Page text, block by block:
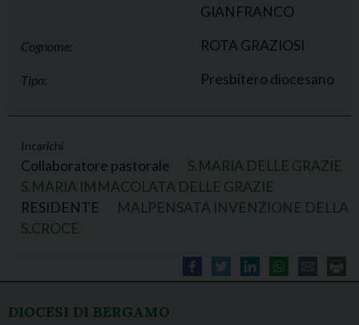
GIANFRANCO
Cognome: ROTA GRAZIOSI
Tipo: Presbitero diocesano
Incarichi
Collaboratore pastorale
S.MARIA DELLE GRAZIE
S.MARIA IMMACOLATA DELLE GRAZIE
RESIDENTE
MALPENSATA INVENZIONE DELLA
S.CROCE
DIOCESI DI BERGAMO